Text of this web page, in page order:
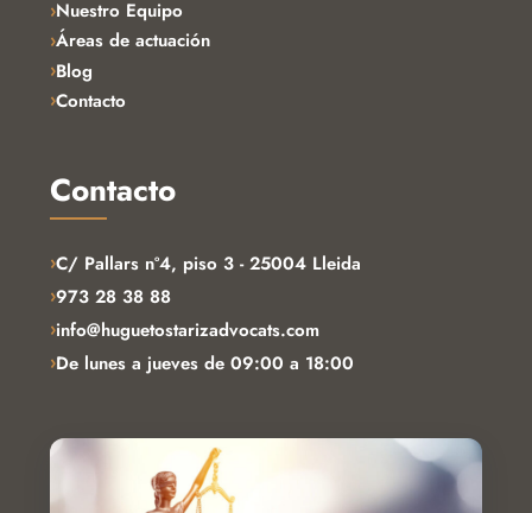
Nuestro Equipo
Áreas de actuación
Blog
Contacto
Contacto
›C/ Pallars nº4, piso 3 - 25004 Lleida
›973 28 38 88
›info@huguetostarizadvocats.com
›De lunes a jueves de 09:00 a 18:00